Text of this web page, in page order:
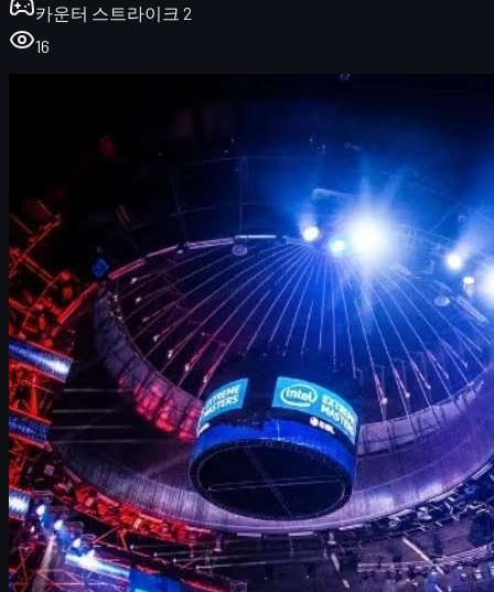
카운터 스트라이크 2
16
CS2 최고의 선수를 지금 단정 짓기 어려운 이유
현재 CS2 최고의 선수 후보
2025년 기준 CS2 TOP 10 선수 분석
CS:GO 역사상 최강자는 누구인가?
s1mple은 정말 은퇴했는가?
실력자들이 챙기는 CS2 스킨과 구매 팁
나도 상위 1%가 되고 싶다면
CS2 최고의 선수를 지금 단정 짓기 어려운 이유
많은 팬들이 “CS2 최고의 선수는 누구냐” 라는 질문을 던지지만,
정답을 내리기에는 아직 이른 편입니다. CS2는 CS:GO에서 넘어
온 지 얼마 되지 않았고, 메타와 맵 구조, 스모크·틱 시스템 등 여
러 요소가 계속 바뀌고 있기 때문입니다.
그럼에도 불구하고 CS:GO 시절부터 실력을 증명해 온 스타들
과, CS2에서 폭발적으로 성장한 신예들 덕분에 어느 정도“현 시
점 최고의 선수 후보군”은 정리할 수 있습니다. 이 글에서는:
2025년 기준 CS2TOP 10 선수
CS:GO 시절역대급 선수들
(s1mple, ZywOo, device)